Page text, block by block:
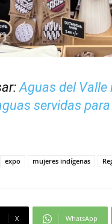
Aguas del
servidas
expo mujeres indígenas
X WhatsApp